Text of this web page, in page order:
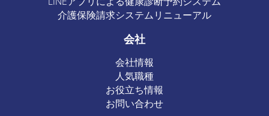
LINEアプリによる健康診断予約システム
介護保険請求システムリニューアル
会社
会社情報
人気職種
お役立ち情報
お問い合わせ